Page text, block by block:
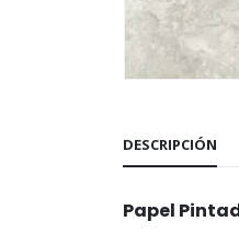
DESCRIPCIÓN
Papel